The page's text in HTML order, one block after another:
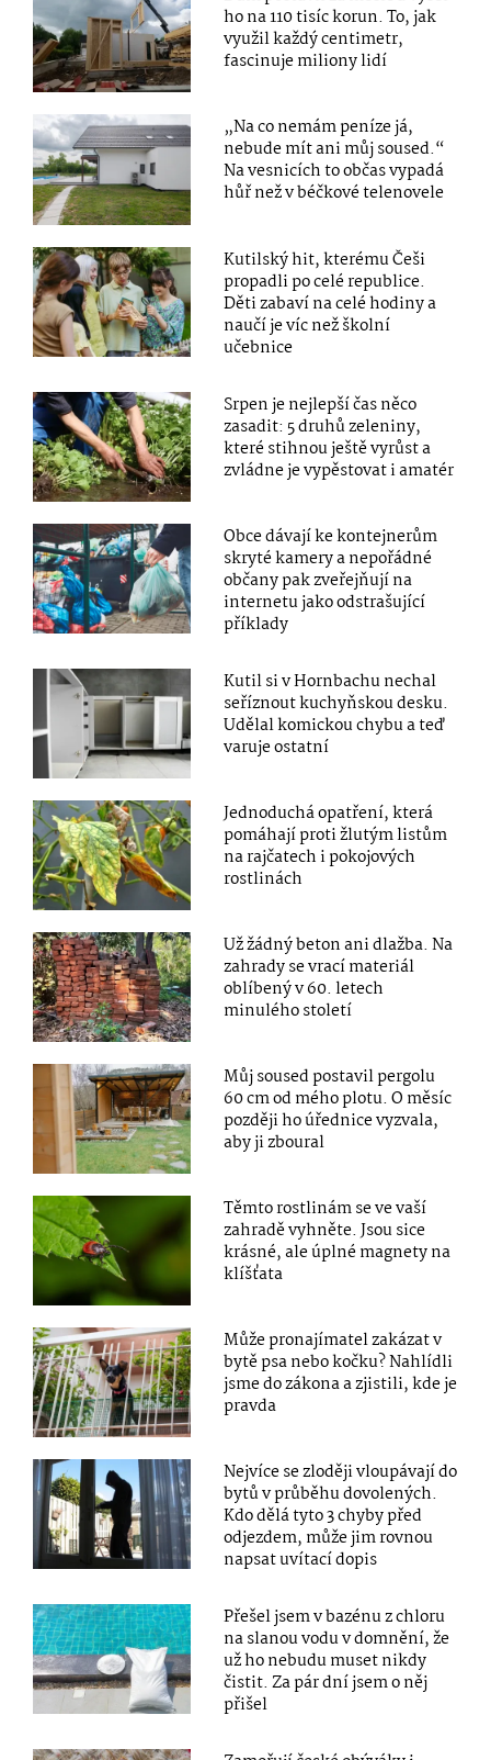
ho na 110 tisíc korun. To, jak
využil každý centimetr,
fascinuje miliony lidí
„Na co nemám peníze já,
nebude mít ani můj soused.“
Na vesnicích to občas vypadá
hůř než v béčkové telenovele
Kutilský hit, kterému Češi
propadli po celé republice.
Děti zabaví na celé hodiny a
naučí je víc než školní
učebnice
Srpen je nejlepší čas něco
zasadit: 5 druhů zeleniny,
které stihnou ještě vyrůst a
zvládne je vypěstovat i amatér
Obce dávají ke kontejnerům
skryté kamery a nepořádné
občany pak zveřejňují na
internetu jako odstrašující
příklady
Kutil si v Hornbachu nechal
seříznout kuchyňskou desku.
Udělal komickou chybu a teď
varuje ostatní
Jednoduchá opatření, která
pomáhají proti žlutým listům
na rajčatech i pokojových
rostlinách
Už žádný beton ani dlažba. Na
zahrady se vrací materiál
oblíbený v 60. letech
minulého století
Můj soused postavil pergolu
60 cm od mého plotu. O měsíc
později ho úřednice vyzvala,
aby ji zboural
Těmto rostlinám se ve vaší
zahradě vyhněte. Jsou sice
krásné, ale úplné magnety na
klíšťata
Může pronajímatel zakázat v
bytě psa nebo kočku? Nahlídli
jsme do zákona a zjistili, kde je
pravda
Nejvíce se zloději vloupávají do
bytů v průběhu dovolených.
Kdo dělá tyto 3 chyby před
odjezdem, může jim rovnou
napsat uvítací dopis
Přešel jsem v bazénu z chloru
na slanou vodu v domnění, že
už ho nebudu muset nikdy
čistit. Za pár dní jsem o něj
přišel